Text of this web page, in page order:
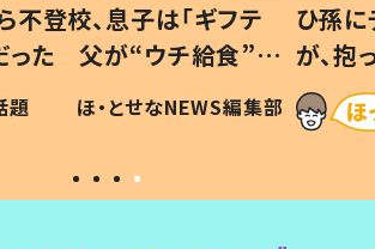
不登校、息子は「ギフテ
った 父が“ウチ給食”を
ける理由とは #令和の親
子
題 ほ・とせなNEWS編集部
ひ孫
が、
「涙が
い」